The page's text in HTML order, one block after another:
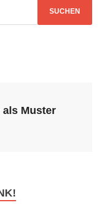
als Muster